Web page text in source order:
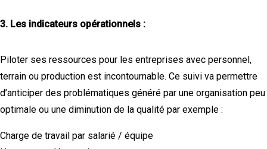
3. Les indicateurs opérationnels :
Piloter ses ressources pour les entreprises avec personnel,
terrain ou production est incontournable. Ce suivi va permettre
d’anticiper des problématiques généré par une organisation peu
optimale ou une diminution de la qualité par exemple :
Charge de travail par salarié / équipe